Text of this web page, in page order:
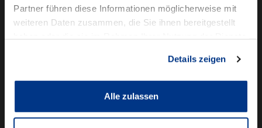
Partner führen diese Informationen möglicherweise mit
weiteren Daten zusammen, die Sie ihnen bereitgestellt
Details zeigen
Alle zulassen
Volkswagen Professional Class
Autowelt Schmidt
News & Events
Ausbildung